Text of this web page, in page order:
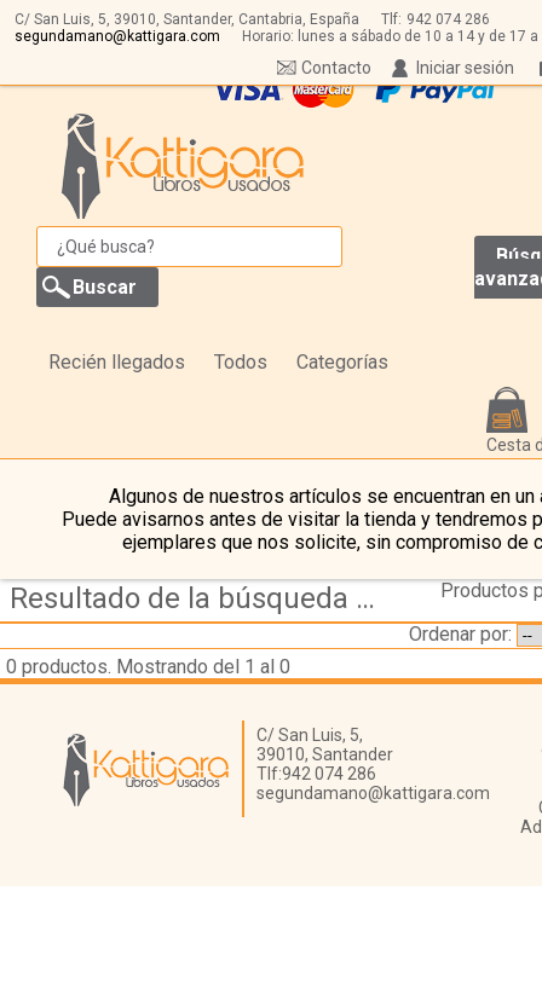
C/ San Luis, 5, 39010, Santander, Cantabria, España Tlf: 942 074 286
segundamano@kattigara.com
Horario: lunes a sábado de 10 a 14 y de 17 a
Iniciar sesión
Contacto
Recién llegados Todos Categorías
Cesta
Algunos de nuestros artículos se encuentran en un
Puede avisarnos antes de visitar la tienda y tendremos
ejemplares que nos solicite, sin compromiso de
Resultado de la búsqueda de autor dandrea,-luca
Productos
Ordenar por:
0 productos. Mostrando del 1 al 0
Librería Kattigara
C/ San Luis, 5,
39010, Santander
Tlf:942 074 286
segundamano@kattigara.com